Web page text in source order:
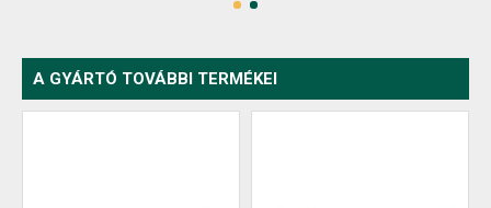
A GYÁRTÓ TOVÁBBI TERMÉKEI